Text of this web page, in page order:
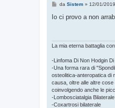
M
s
i
da Sistem» 12/01/
Io ci provo a non
La mia eterna battaglia
-Linfoma Di Non Hodgin
-Una forma rara di
osteolitica-anteropatica di
causa, oltre alle altre cose
coinvolgendo anche le
-Lombosciatalgia
-Coxartrosi bilaterale